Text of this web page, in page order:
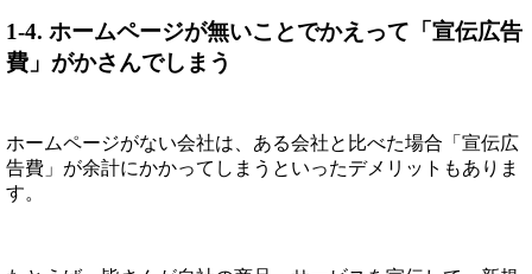
1-4. ホームページが無いことでかえって「宣伝広告
費」がかさんでしまう
ホームページがない会社は、ある会社と比べた場合「宣伝広
告費」が余計にかかってしまうといったデメリットもありま
す。